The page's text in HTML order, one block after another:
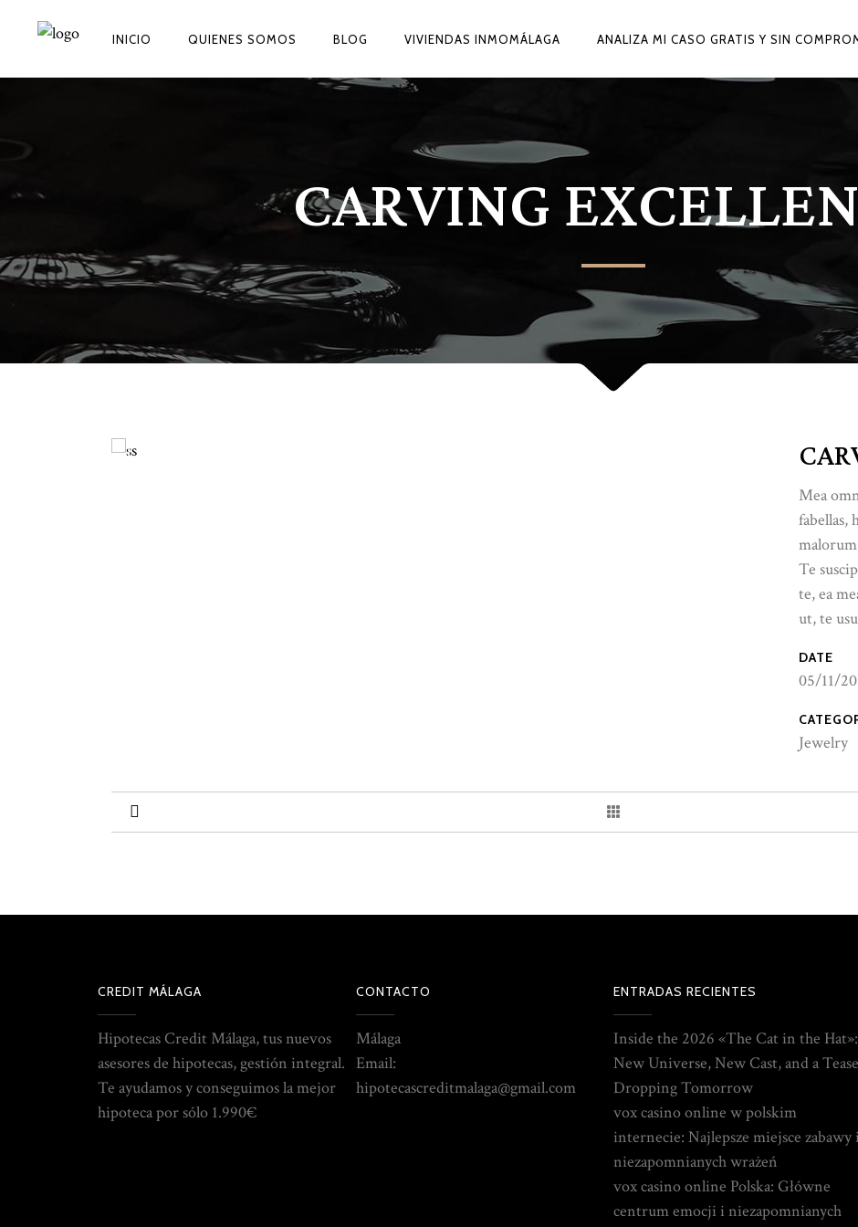
INICIO QUIENES SOMOS BLOG VIVIENDAS INMOMÁLAGA ANALIZA MI CASO GRATIS Y SIN
CARVING
Mea
fabellas,
Te
te, ea
ut, te
DATE
05/11/
Jewelry
CREDIT MÁLAGA
Hipotecas Credit Málaga, tus nuevos
asesores de hipotecas, gestión integral.
Te ayudamos y conseguimos la mejor
hipoteca por sólo 1.990€
CONTACTO
Málaga
Email:
hipotecascreditmalaga@gmail.com
ENTRADAS RECIENTES
Inside the 2026 «The Cat in the Hat»:
New Universe, New Cast, and a
Dropping Tomorrow
vox casino online w polskim
internecie: Najlepsze miejsce zabawy
niezapomnianych wrażeń
vox casino online Polska: Główne
centrum emocji i niezapomnianych